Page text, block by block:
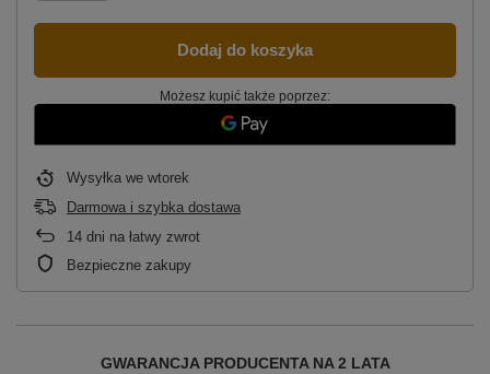
Dodaj do koszyka
Możesz kupić także poprzez:
Wysyłka we wtorek
Darmowa i szybka dostawa
14 dni na łatwy zwrot
Bezpieczne zakupy
GWARANCJA PRODUCENTA NA 2 LATA